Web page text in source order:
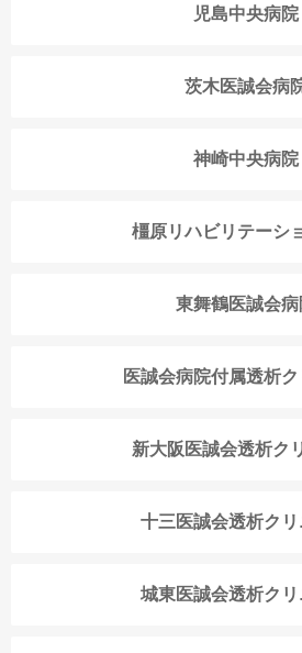
児島中央病院
茨木医誠会病
神崎中央病院
橿原リハビリテーシ
東舞鶴医誠会病
医誠会病院付属透析
新大阪医誠会透析ク
十三医誠会透析クリ
城東医誠会透析クリ